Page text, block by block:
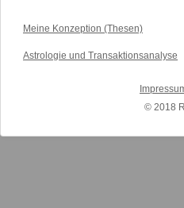
Meine Konzeption (Thesen)
Astrologie und Transaktionsanalyse
© 2018